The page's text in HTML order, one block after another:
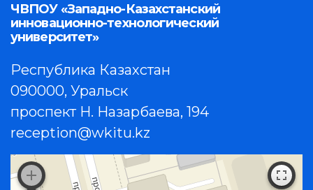
ЧВПОУ «Западно-Казахстанский
инновационно-технологический
университет»
Республика Казахстан
090000, Уральск
проспект Н. Назарбаева, 194
reception@wkitu.kz